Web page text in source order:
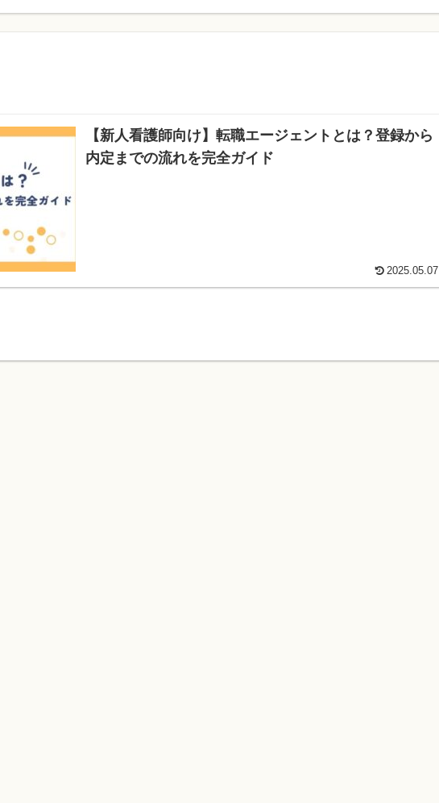
【新人看護師向け】転職エージェントとは？登録から
内定までの流れを完全ガイド
2025.05.07